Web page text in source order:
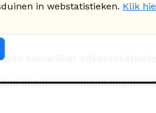
samen
in webstatistieken. Klik